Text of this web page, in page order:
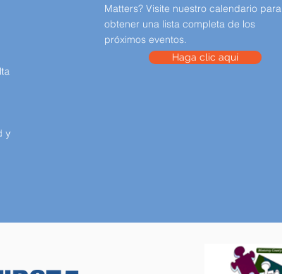
y
Matters? Visite nuestro calendario para
obtener una lista completa de los
próximos eventos.
Haga clic aquí